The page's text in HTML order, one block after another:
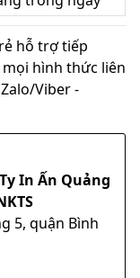
hỗ trợ tiếp
hình thức liên
Viber -
In Ấn Quảng
5, quận Bình